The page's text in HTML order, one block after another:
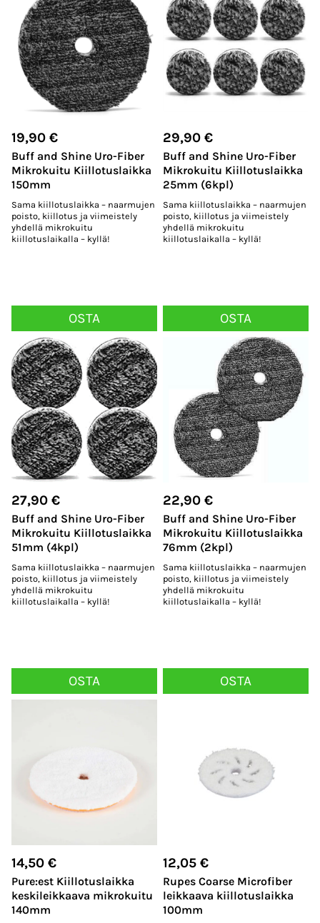
19,90 €
Buff and Shine Uro-Fiber
Mikrokuitu Kiillotuslaikka
150mm
Sama kiillotuslaikka – naarmujen
poisto, kiillotus ja viimeistely
yhdellä mikrokuitu
kiillotuslaikalla – kyllä!
OSTA
29,90 €
Buff and Shine Uro-Fiber
Mikrokuitu Kiillotuslaikka
25mm (6kpl)
Sama kiillotuslaikka – naarmujen
poisto, kiillotus ja viimeistely
yhdellä mikrokuitu
kiillotuslaikalla – kyllä!
OSTA
27,90 €
Buff and Shine Uro-Fiber
Mikrokuitu Kiillotuslaikka
51mm (4kpl)
Sama kiillotuslaikka – naarmujen
poisto, kiillotus ja viimeistely
yhdellä mikrokuitu
kiillotuslaikalla – kyllä!
OSTA
22,90 €
Buff and Shine Uro-Fiber
Mikrokuitu Kiillotuslaikka
76mm (2kpl)
Sama kiillotuslaikka – naarmujen
poisto, kiillotus ja viimeistely
yhdellä mikrokuitu
kiillotuslaikalla – kyllä!
OSTA
14,50 €
Pure:est Kiillotuslaikka
keskileikkaava mikrokuitu
140mm
12,05 €
Rupes Coarse Microfiber
leikkaava kiillotuslaikka
100mm